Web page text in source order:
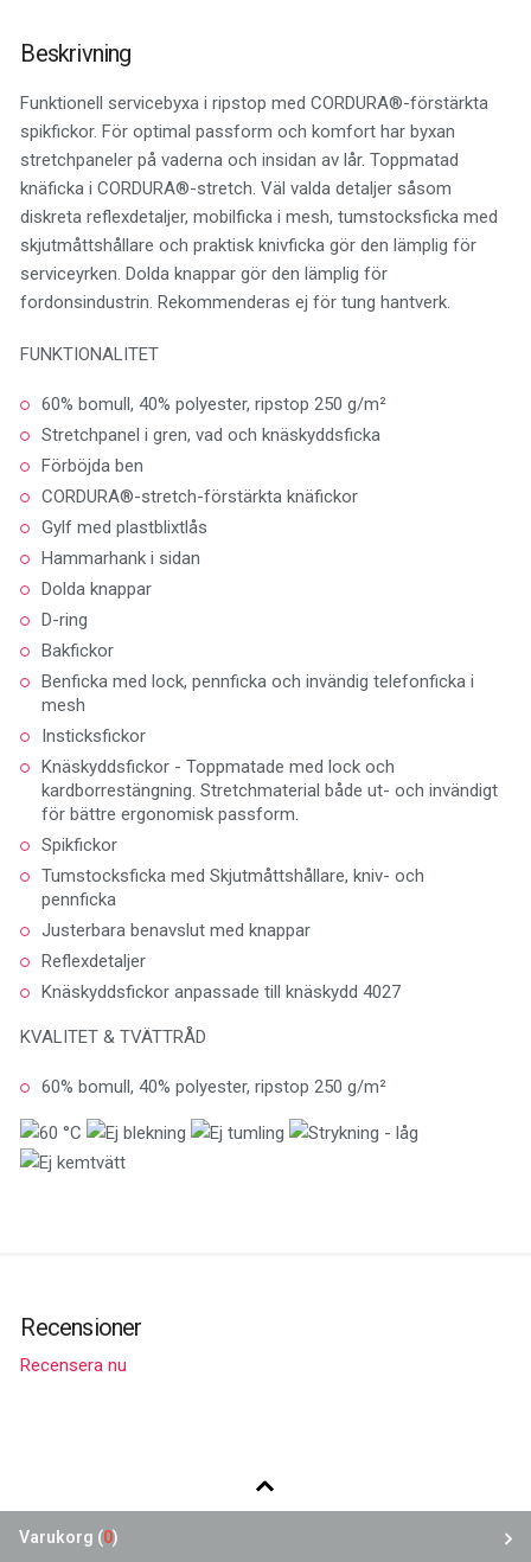
Beskrivning
Funktionell servicebyxa i ripstop med CORDURA®-förstärkta
spikfickor. För optimal passform och komfort har byxan
stretchpaneler på vaderna och insidan av lår. Toppmatad
knäficka i CORDURA®-stretch. Väl valda detaljer såsom
diskreta reflexdetaljer, mobilficka i mesh, tumstocksficka med
skjutmåttshållare och praktisk knivficka gör den lämplig för
serviceyrken. Dolda knappar gör den lämplig för
fordonsindustrin. Rekommenderas ej för tung hantverk.
FUNKTIONALITET
60% bomull, 40% polyester, ripstop 250 g/m²
Stretchpanel i gren, vad och knäskyddsficka
Förböjda ben
CORDURA®-stretch-förstärkta knäfickor
Gylf med plastblixtlås
Hammarhank i sidan
Dolda knappar
D-ring
Bakfickor
Benficka med lock, pennficka och invändig telefonficka i
mesh
Insticksfickor
Knäskyddsfickor - Toppmatade med lock och
kardborrestängning. Stretchmaterial både ut- och invändigt
för bättre ergonomisk passform.
Spikfickor
Tumstocksficka med Skjutmåttshållare, kniv- och
pennficka
Justerbara benavslut med knappar
Reflexdetaljer
Knäskyddsfickor anpassade till knäskydd 4027
KVALITET & TVÄTTRÅD
60% bomull, 40% polyester, ripstop 250 g/m²
Recensioner
Recensera nu
Varukorg (0)